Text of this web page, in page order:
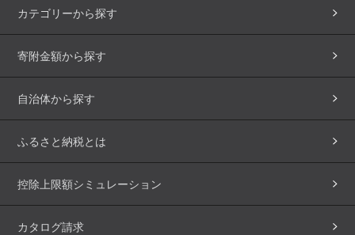
カテゴリーから探す
寄附金額から探す
自治体から探す
ふるさと納税とは
控除上限額シミュレーション
カタログ請求